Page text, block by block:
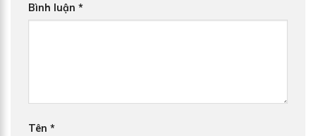
Bình luận *
Tên *